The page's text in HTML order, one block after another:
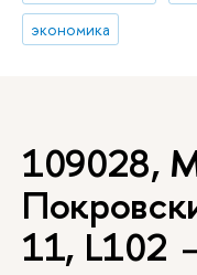
экономика
109028,
11, L102